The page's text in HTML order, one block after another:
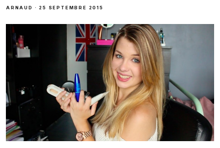
ARNAUD · 25 SEPTEMBRE 2015